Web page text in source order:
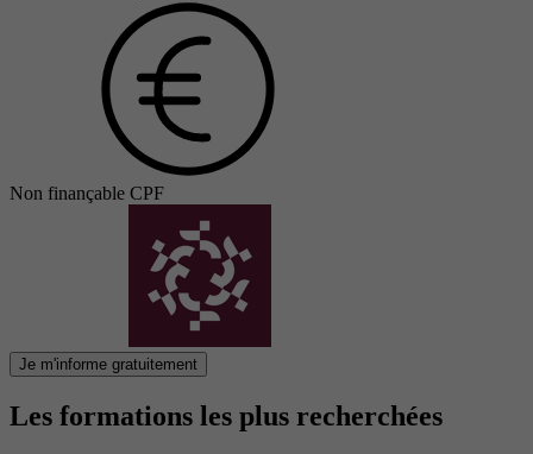
Non finançable CPF
Je m'informe gratuitement
Les formations les plus recherchées